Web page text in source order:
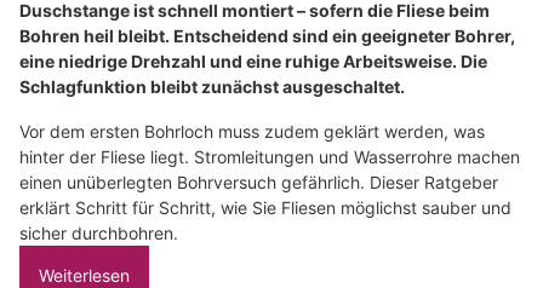
Duschstange ist schnell montiert – sofern die Fliese beim
Bohren heil bleibt. Entscheidend sind ein geeigneter Bohrer,
eine niedrige Drehzahl und eine ruhige Arbeitsweise. Die
Schlagfunktion bleibt zunächst ausgeschaltet.
Vor dem ersten Bohrloch muss zudem geklärt werden, was
hinter der Fliese liegt. Stromleitungen und Wasserrohre machen
einen unüberlegten Bohrversuch gefährlich. Dieser Ratgeber
erklärt Schritt für Schritt, wie Sie Fliesen möglichst sauber und
sicher durchbohren.
Weiterlesen